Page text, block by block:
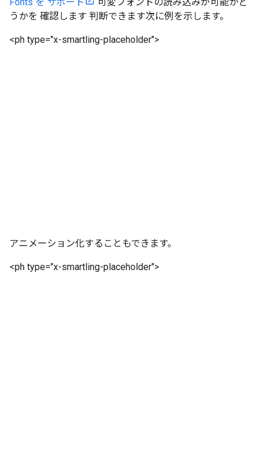
うかを 確認します 判断できます次に例を示します。
<ph type="x-smartling-placeholder">
アニメーション化することもできます。
<ph type="x-smartling-placeholder">